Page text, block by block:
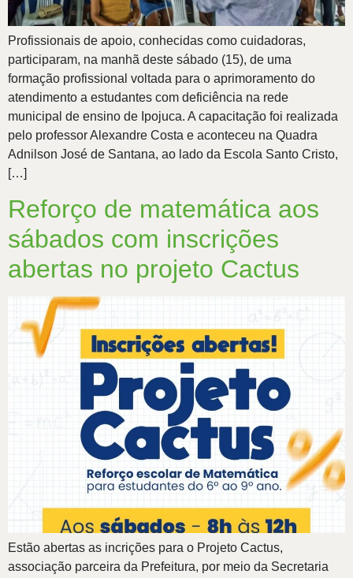
Profissionais de apoio, conhecidas como cuidadoras,
participaram, na manhã deste sábado (15), de uma
formação profissional voltada para o aprimoramento do
atendimento a estudantes com deficiência na rede
municipal de ensino de Ipojuca. A capacitação foi realizada
pelo professor Alexandre Costa e aconteceu na Quadra
Adnilson José de Santana, ao lado da Escola Santo Cristo,
[…]
Reforço de matemática aos
sábados com inscrições
abertas no projeto Cactus
Estão abertas as incrições para o Projeto Cactus,
associação parceira da Prefeitura, por meio da Secretaria